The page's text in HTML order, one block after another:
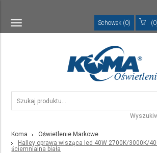
Toggle
navigation
Schowek (0)
Koma
Oświetlenie Markowe
Halley oprawa wisząca led 40W 2700K/3000K/
ściemnialna biała